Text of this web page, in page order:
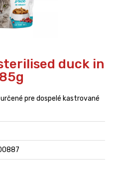
duck in
pre dospelé kastrované